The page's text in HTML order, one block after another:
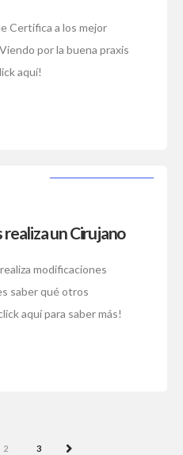
Certifica a los mejor
por la buena praxis
aquí!
un Cirujano
modificaciones
saber qué otros
aquí para saber más!
2 3 NEXT